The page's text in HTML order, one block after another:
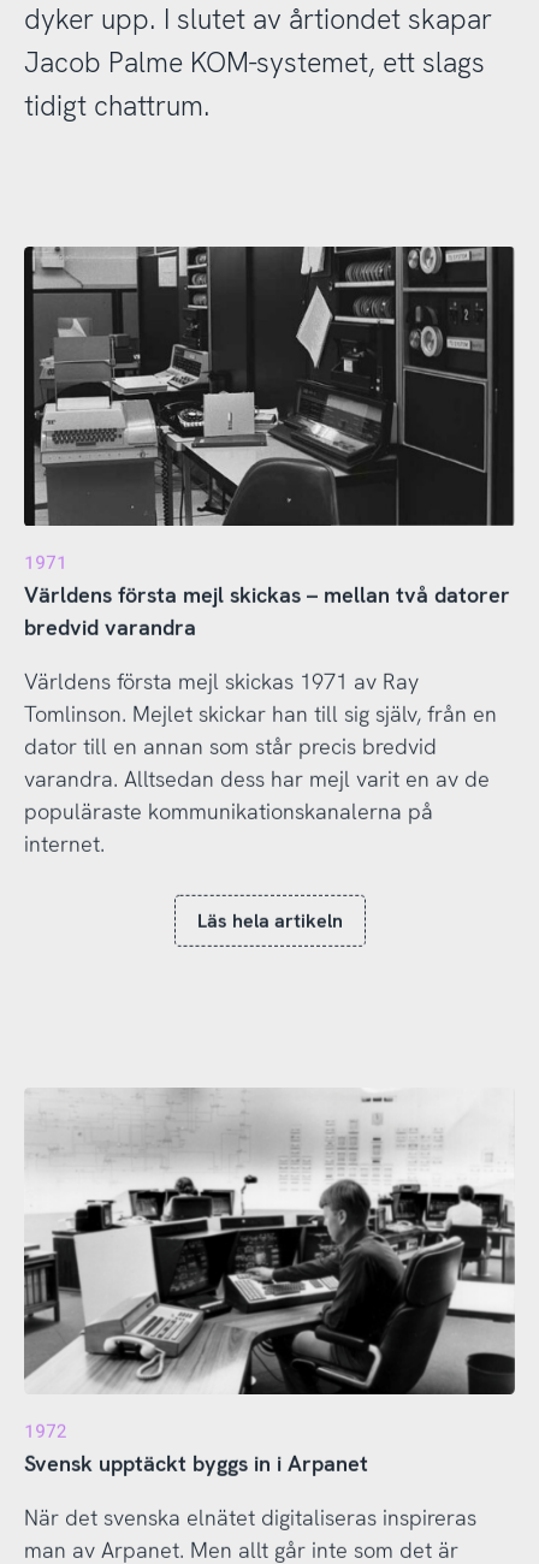
dyker upp. I slutet av årtiondet skapar
Jacob Palme KOM-systemet, ett slags
tidigt chattrum.
1971
Världens första mejl skickas – mellan två datorer
bredvid varandra
Världens första mejl skickas 1971 av Ray
Tomlinson. Mejlet skickar han till sig själv, från en
dator till en annan som står precis bredvid
varandra. Alltsedan dess har mejl varit en av de
populäraste kommunikationskanalerna på
internet.
Läs hela artikeln
1972
Svensk upptäckt byggs in i Arpanet
När det svenska elnätet digitaliseras inspireras
man av Arpanet. Men allt går inte som det är